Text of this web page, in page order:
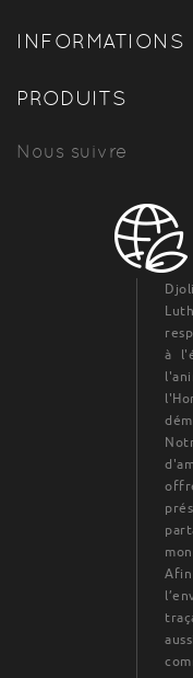
INFORMATIONS
PRODUITS
Nous suivre
à